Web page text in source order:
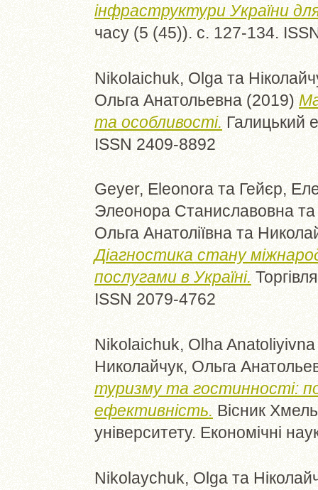
інфраструктури України
часу (5 (45)). с. 127-134.
Nikolaichuk, Olga та
Ольга Анатольевна (2019)
та особливості. Галицький
ISSN 2409-8892
Geyer, Eleonora та Гейєр,
Элеонора Станиславовна
Ольга Анатоліївна та
Діагностика стану
послугами в Україні.
ISSN 2079-4762
Nikolaichuk, Olha Anatoliyivna
Николайчук, Ольга
туризму та гостинності:
ефективність. Вісник
університету. Економічні
Nikolaychuk, Olga та